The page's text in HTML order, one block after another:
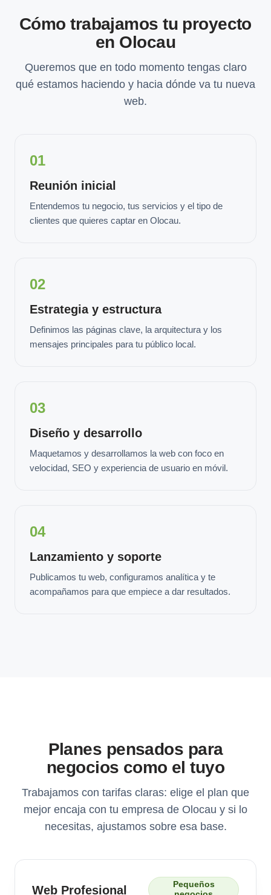
Cómo trabajamos tu proyecto
en Olocau
Queremos que en todo momento tengas claro
qué estamos haciendo y hacia dónde va tu nueva
web.
01
Reunión inicial
Entendemos tu negocio, tus servicios y el tipo de
clientes que quieres captar en Olocau.
02
Estrategia y estructura
Definimos las páginas clave, la arquitectura y los
mensajes principales para tu público local.
03
Diseño y desarrollo
Maquetamos y desarrollamos la web con foco en
velocidad, SEO y experiencia de usuario en móvil.
04
Lanzamiento y soporte
Publicamos tu web, configuramos analítica y te
acompañamos para que empiece a dar resultados.
Planes pensados para
negocios como el tuyo
Trabajamos con tarifas claras: elige el plan que
mejor encaja con tu empresa de Olocau y si lo
necesitas, ajustamos sobre esa base.
Web Profesional
Pequeños